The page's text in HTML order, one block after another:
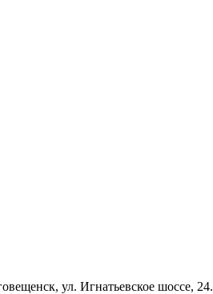
ул. Игнатьевское шоссе, 24.